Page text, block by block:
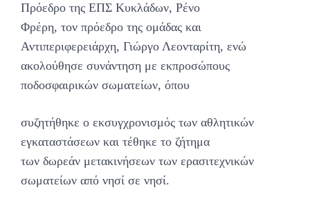
Πρόεδρο της ΕΠΣ Κυκλάδων, Ρένο
Φρέρη, τον πρόεδρο της ομάδας και
Αντιπεριφερειάρχη, Γιώργο Λεονταρίτη, ενώ
ακολούθησε συνάντηση με εκπροσώπους
ποδοσφαιρικών σωματείων, όπου
συζητήθηκε ο εκσυγχρονισμός των αθλητικών
εγκαταστάσεων και τέθηκε το ζήτημα
των δωρεάν μετακινήσεων των ερασιτεχνικών
σωματείων από νησί σε νησί.